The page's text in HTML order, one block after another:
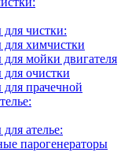
чистки:
для химчистки
мойки двигателя
очистки
прачечной
ателье:
парогенераторы